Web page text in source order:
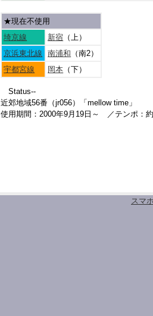
★現在不使用
埼京線
新宿 （上）
京浜東北線
南浦和 （南2）
宇都宮線
岡本 （下）
Status--
近郊地域56番（jr056）「mellow time」
使用期間：2000年9月19日～ ／テンポ：
スマ